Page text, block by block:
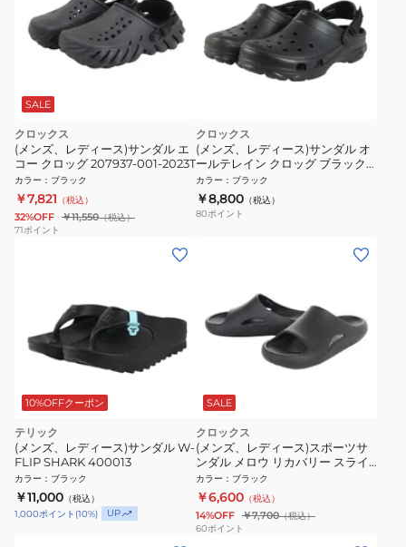
SALE
クロックス
(メンズ、レディース)サンダル エ
コー クロッグ 207937-001-2023T
カラー ： ブラック
￥7,821 （税込）
32%OFF ￥11,550（税込）
71ポイント
クロックス
(メンズ、レディース)サンダル オ
ールテレイン クロッグ ブラック
206340-060
カラー ： ブラック
￥8,800 （税込）
80ポイント
10%OFFクーポン
テリック
(メンズ、レディース)サンダル W-
FLIP SHARK 400013
カラー ： ブラック
￥11,000 （税込）
1,000ポイント (10%) UP
SALE
クロックス
(メンズ、レディース)スポーツサ
ンダル メロウ リカバリー スライ
ド ブラック 208392-001-2023 シ
ャワサン レジャー プール
カラー ： ブラック
￥6,600 （税込）
14%OFF ￥7,700（税込）
60ポイント